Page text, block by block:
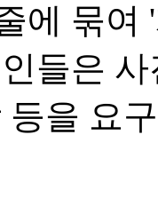
에 묶여
들은
을 요